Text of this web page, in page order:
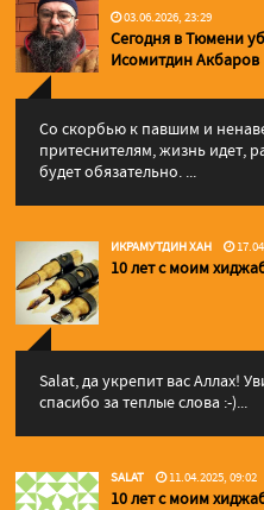
03.06.2026, 23:29
Сегодня в Тюмени
Исомитдин Акбаров
Со скорбью к павшим и
притеснителям, жизнь идет,
будет обязательно. ...
ИКРАМУТДИН ХАН
10 лет с моим
Salat, да укрепит вас Аллаx!
спасибо за теплые слова :-)...
SALAT 11.04.2025, 09:02
10 лет с моим